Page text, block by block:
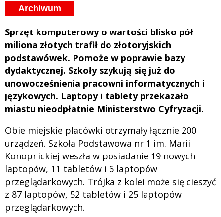
Archiwum
Sprzęt komputerowy o wartości blisko pół
miliona złotych trafił do złotoryjskich
podstawówek. Pomoże w poprawie bazy
dydaktycznej. Szkoły szykują się już do
unowocześnienia pracowni informatycznych i
językowych. Laptopy i tablety przekazało
miastu nieodpłatnie Ministerstwo Cyfryzacji.
Obie miejskie placówki otrzymały łącznie 200
urządzeń. Szkoła Podstawowa nr 1 im. Marii
Konopnickiej weszła w posiadanie 19 nowych
laptopów, 11 tabletów i 6 laptopów
przeglądarkowych. Trójka z kolei może się cieszyć
z 87 laptopów, 52 tabletów i 25 laptopów
przeglądarkowych.